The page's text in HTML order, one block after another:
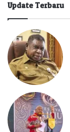
Update Terbaru